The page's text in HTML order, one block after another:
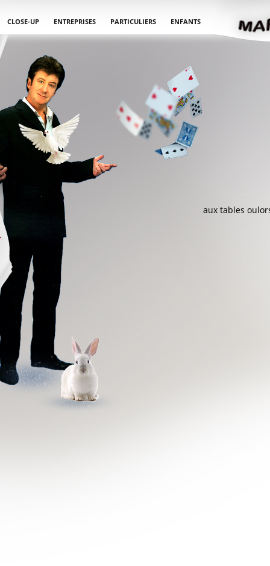
CLOSE-UP ENTREPRISES PARTICULIERS ENFANTS
aux tables